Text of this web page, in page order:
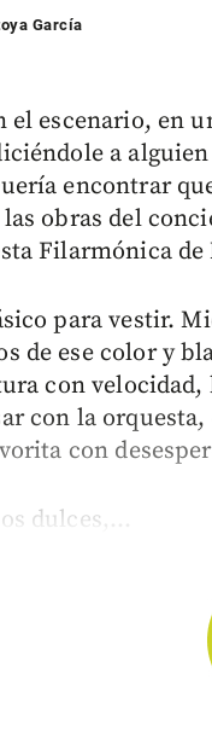
García
el escenario, en
a
encontrar
obras del
Filarmónica
para vestir.
de ese color y
con
con la
con
dulces,...